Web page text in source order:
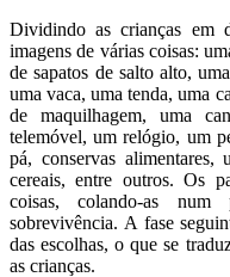
Dividindo as crianças em
imagens de várias coisas:
de sapatos de salto alto,
uma vaca, uma tenda, uma
de maquilhagem, uma
telemóvel, um relógio, um
pá, conservas alimentares,
cereais, entre outros. Os
coisas, colando-as
sobrevivência. A fase
das escolhas, o que se
as crianças.